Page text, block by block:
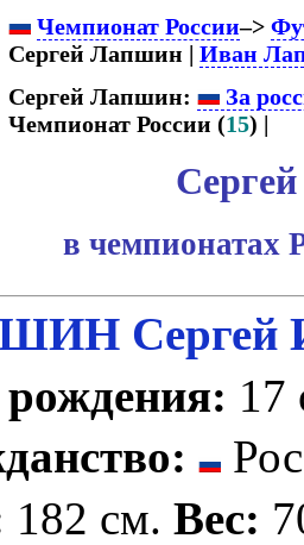
Чемпионат России–>
Сергей Лапшин |Иван
Сергей Лапшин:
За
Чемпионат России (15) |
в чемпионатах
Сергей
17
182 см.Вес: